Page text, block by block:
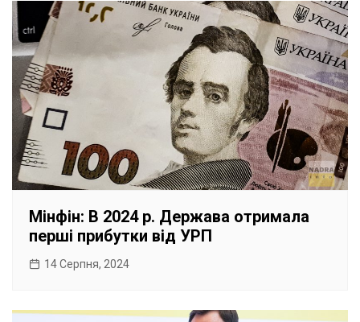
Мінфін: В 2024 р. Держава отримала
перші прибутки від УРП
14 Серпня, 2024